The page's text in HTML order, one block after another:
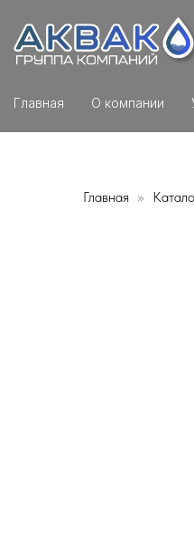
Главная О компании
Главная